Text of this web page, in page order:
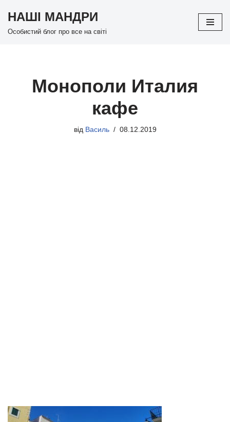
Перейти
НАШІ МАНДРИ
Особистий блог про все на світі
Монополи Италия
кафе
від Василь 08.12.2019